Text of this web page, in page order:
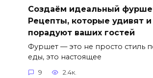
Создаём идеальный
Рецепты, которые удивят и
порадуют ваших гостей
Фуршет — это не просто стиль
еды, это настоящее
9 2.4к.